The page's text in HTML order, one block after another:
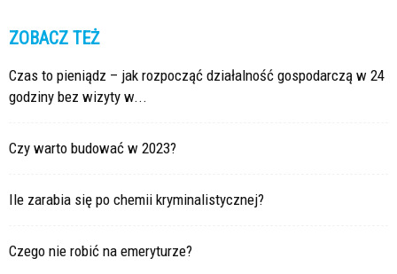
ZOBACZ TEŻ
Czas to pieniądz – jak rozpocząć działalność gospodarczą w 24
godziny bez wizyty w...
Czy warto budować w 2023?
Ile zarabia się po chemii kryminalistycznej?
Czego nie robić na emeryturze?